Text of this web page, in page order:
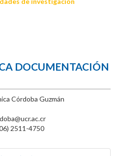
DOCUMENTACIÓN
Córdoba Guzmán
2511-4750